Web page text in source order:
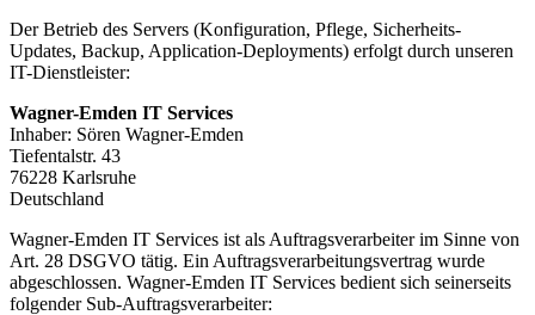
Der Betrieb des Servers (Konfiguration, Pflege, Sicherheits-
Updates, Backup, Application-Deployments) erfolgt durch unseren
IT-Dienstleister:
Wagner-Emden IT Services
Inhaber: Sören Wagner-Emden
Tiefentalstr. 43
76228 Karlsruhe
Deutschland
Wagner-Emden IT Services ist als Auftragsverarbeiter im Sinne von
Art. 28 DSGVO tätig. Ein Auftragsverarbeitungsvertrag wurde
abgeschlossen. Wagner-Emden IT Services bedient sich seinerseits
folgender Sub-Auftragsverarbeiter: